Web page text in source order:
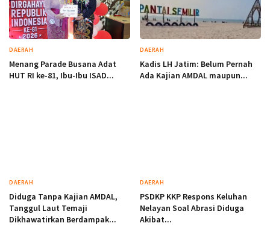
DAERAH
Menang Parade Busana Adat
HUT RI ke-81, Ibu-Ibu ISAD...
DAERAH
Kadis LH Jatim: Belum Pernah
Ada Kajian AMDAL maupun...
DAERAH
Diduga Tanpa Kajian AMDAL,
Tanggul Laut Temaji
Dikhawatirkan Berdampak...
DAERAH
PSDKP KKP Respons Keluhan
Nelayan Soal Abrasi Diduga
Akibat...